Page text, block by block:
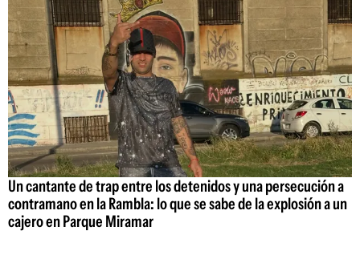
Un cantante de trap entre los detenidos y una persecución a
contramano en la Rambla: lo que se sabe de la explosión a un
cajero en Parque Miramar